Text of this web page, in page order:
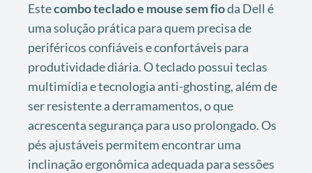
Estecombo teclado e mouse sem fioda Dell é
uma solução prática para quem precisa de
periféricos confiáveis e confortáveis para
produtividade diária. O teclado possui teclas
multimídia e tecnologia anti-ghosting, além de
ser resistente a derramamentos, o que
acrescenta segurança para uso prolongado. Os
pés ajustáveis permitem encontrar uma
inclinação ergonômica adequada para sessões